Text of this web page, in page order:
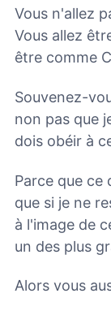
Vous n'allez
Vous allez
être comme
Souvenez-
non pas que
dois obéir à
Parce que ce
que si je ne
à l'image de
un des plus
Alors vous